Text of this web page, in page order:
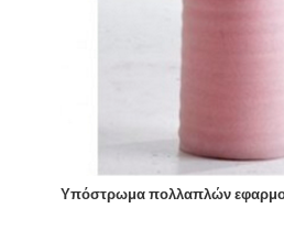
Υπόστρωμα πολλαπλών